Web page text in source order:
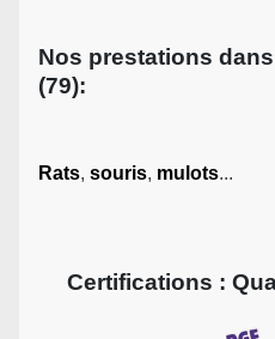
Nos prestations
(79):
Rats, souris, mulots...
Certifications :